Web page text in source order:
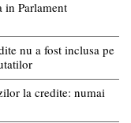
in Parlament
nu a fost inclusa pe
la credite: numai